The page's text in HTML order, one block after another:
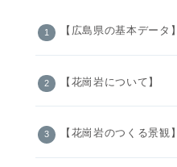
【広島県の基本データ】
【花崗岩について】
【花崗岩のつくる景観】